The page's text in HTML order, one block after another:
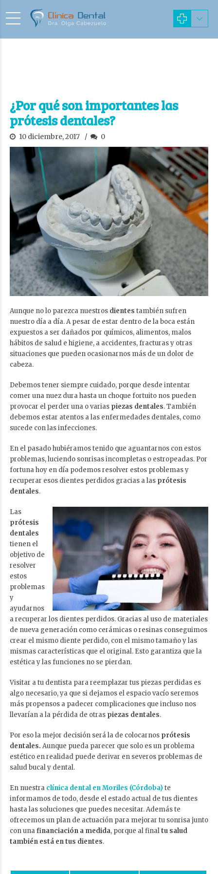
¿Por qué son importantes las
prótesis dentales?
10 diciembre, 2017 0
Aunque no lo parezca nuestros dientes también sufren
nuestro día a día. A pesar de estar dentro de la boca están
expuestos a ser dañados por químicos, alimentos, malos
hábitos de salud e higiene, a accidentes, fracturas y otras
situaciones que pueden ocasionarnos más de un dolor de
cabeza.
Debemos tener siempre cuidado, porque desde intentar
comer una nuez dura hasta un choque fortuito nos pueden
provocar el perder una o varias piezas dentales. También
debemos estar atentos a las enfermedades dentales, como
sucede con las infecciones.
En el pasado hubiéramos tenido que aguantarnos con estos
problemas, luciendo sonrisas incompletas o estropeadas. Por
fortuna hoy en día podemos resolver estos problemas y
recuperar esos dientes perdidos gracias a las prótesis
dentales.
Las
prótesis
dentales
tienen el
objetivo de
resolver
estos
problemas
y
ayudarnos
a recuperar los dientes perdidos. Gracias al uso de materiales
de nueva generación como cerámicas o resinas conseguimos
crear el mismo diente perdido, con el mismo tamaño y las
mismas características que el original. Esto garantiza que la
estética y las funciones no se pierdan.
Visitar a tu dentista para reemplazar tus piezas perdidas es
algo necesario, ya que si dejamos el espacio vacío seremos
más propensos a padecer complicaciones que incluso nos
llevarían a la pérdida de otras piezas dentales.
Por eso la mejor decisión será la de colocarnos prótesis
dentales. Aunque pueda parecer que solo es un problema
estético en realidad puede derivar en severos problemas de
salud bucal y dental.
En nuestra clínica dental en Moriles (Córdoba) te
informamos de todo, desde el estado actual de tus dientes
hasta las soluciones que puedes necesitar. Además te
ofrecemos un plan de actuación para mejorar tu sonrisa junto
con unafinanciación a medida, porque al finaltu salud
también está en tus dientes.